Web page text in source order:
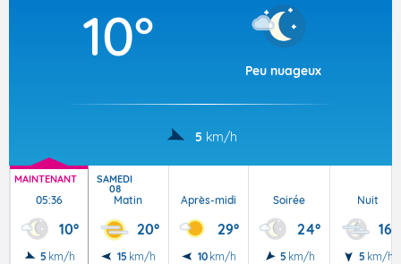
10°
Peu nuageux
5 km/h
MAINTENANT
05:36
10°
5 km/h
SAMEDI
08
Matin
20°
15 km/h
Après-midi
29°
10 km/h
Soirée
24°
5 km/h
Nuit
16°
5 km/h